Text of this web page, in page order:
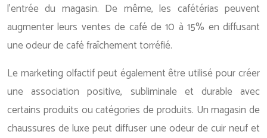
l’entrée du magasin. De même, les cafétérias peuvent
augmenter leurs ventes de café de 10 à 15% en diffusant
une odeur de café fraîchement torréfié.
Le marketing olfactif peut également être utilisé pour créer
une association positive, subliminale et durable avec
certains produits ou catégories de produits. Un magasin de
chaussures de luxe peut diffuser une odeur de cuir neuf et